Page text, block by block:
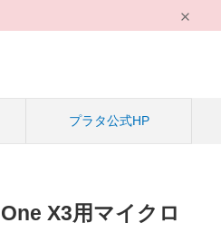
プラタ公式HP
X3用マイクロ